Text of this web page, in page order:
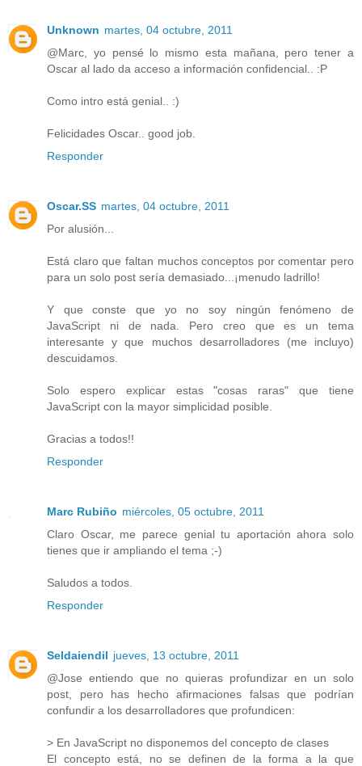
Unknown martes, 04 octubre, 2011
@Marc, yo pensé lo mismo esta mañana, pero tener a
Oscar al lado da acceso a información confidencial.. :P
Como intro está genial.. :)
Felicidades Oscar.. good job.
Responder
Oscar.SS martes, 04 octubre, 2011
Por alusión...
Está claro que faltan muchos conceptos por comentar pero
para un solo post sería demasiado...¡menudo ladrillo!
Y que conste que yo no soy ningún fenómeno de
JavaScript ni de nada. Pero creo que es un tema
interesante y que muchos desarrolladores (me incluyo)
descuidamos.
Solo espero explicar estas "cosas raras" que tiene
JavaScript con la mayor simplicidad posible.
Gracias a todos!!
Responder
Marc Rubiño miércoles, 05 octubre, 2011
Claro Oscar, me parece genial tu aportación ahora solo
tienes que ir ampliando el tema ;-)
Saludos a todos.
Responder
Seldaiendil jueves, 13 octubre, 2011
@Jose entiendo que no quieras profundizar en un solo
post, pero has hecho afirmaciones falsas que podrían
confundir a los desarrolladores que profundicen:
> En JavaScript no disponemos del concepto de clases
El concepto está, no se definen de la forma a la que